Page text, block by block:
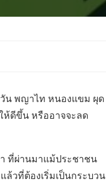
วัน พญาไท หนองแขม ผุด
ห้ดีขึ้น หรืออาจจะลด
า ที่ผ่านมาแม้ประชาชน
วที่ต้องเริ่มเป็นกระบวน